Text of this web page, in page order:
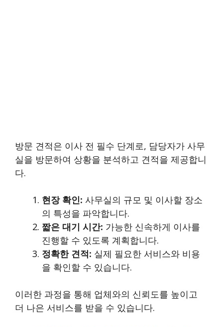
방문 견적은 이사 전 필수 단계로, 담당자가 사무
실을 방문하여 상황을 분석하고 견적을 제공합니
다.
현장 확인: 사무실의 규모 및 이사할 장소
의 특성을 파악합니다.
짧은 대기 시간: 가능한 신속하게 이사를
진행할 수 있도록 계획합니다.
정확한 견적: 실제 필요한 서비스와 비용
을 확인할 수 있습니다.
이러한 과정을 통해 업체와의 신뢰도를 높이고
더 나은 서비스를 받을 수 있습니다.